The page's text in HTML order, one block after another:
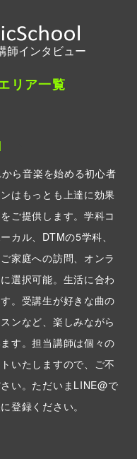
師インタビュー
ア一覧
ら音楽を始める初心者
はもっとも上達に効果
ご提供します。学科コ
カル、DTMの5学科、
家庭への訪問、オンラ
選択可能。生活に合わ
。受講生が好きな曲の
ンなど、楽しみながら
す。担当講師は個々の
いたしますので、ご不
い。ただいまLINE@で
登録ください。